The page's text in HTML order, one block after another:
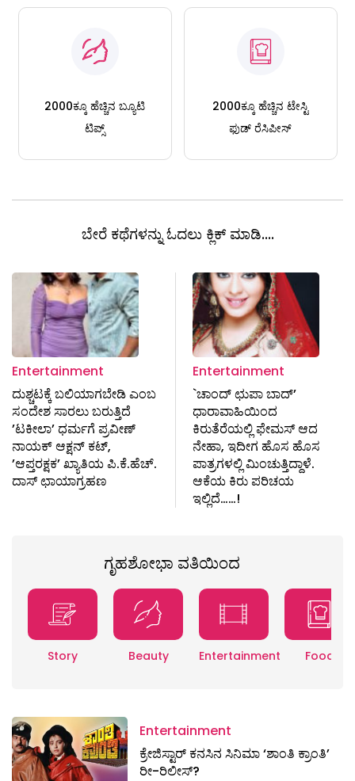
2000ಕ್ಕೂ ಹೆಚ್ಚಿನ ಬ್ಯೂಟಿ
ಟಿಪ್ಸ್
2000ಕ್ಕೂ ಹೆಚ್ಚಿನ ಟೇಸ್ಟಿ
ಫುಡ್ ರೆಸಿಪೀಸ್
ಬೇರೆ ಕಥೆಗಳನ್ನು ಓದಲು ಕ್ಲಿಕ್ ಮಾಡಿ....
Entertainment
ದುಶ್ಚಟಕ್ಕೆ ಬಲಿಯಾಗಬೇಡಿ ಎಂಬ
ಸಂದೇಶ ಸಾರಲು ಬರುತ್ತಿದೆ
’ಟಕೀಲಾ’ ಧರ್ಮಗೆ ಪ್ರವೀಣ್
ನಾಯಕ್ ಆಕ್ಷನ್ ಕಟ್,
’ಆಪ್ತರಕ್ಷಕ’ ಖ್ಯಾತಿಯ ಪಿ.ಕೆ.ಹೆಚ್.
ದಾಸ್ ಛಾಯಾಗ್ರಹಣ
Entertainment
`ಚಾಂದ್‌ ಛುಪಾ ಬಾದ್‌’
ಧಾರಾವಾಹಿಯಿಂದ
ಕಿರುತೆರೆಯಲ್ಲಿ ಫೇಮಸ್‌ ಆದ
ನೇಹಾ, ಇದೀಗ ಹೊಸ ಹೊಸ
ಪಾತ್ರಗಳಲ್ಲಿ ಮಿಂಚುತ್ತಿದ್ದಾಳೆ.
ಆಕೆಯ ಕಿರು ಪರಿಚಯ
ಇಲ್ಲಿದೆ……!
ಗೃಹಶೋಭಾ ವತಿಯಿಂದ
Story Beauty Entertainment Food
Entertainment
ಕ್ರೇಜಿಸ್ಟಾರ್ ಕನಸಿನ ಸಿನಿಮಾ ‘ಶಾಂತಿ ಕ್ರಾಂತಿ’
ರೀ-ರಿಲೀಸ್?